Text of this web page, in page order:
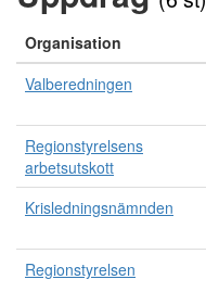
Organisation
Valberedningen
Regionstyrelsens
arbetsutskott
Krisledningsnämnden
Regionstyrelsen